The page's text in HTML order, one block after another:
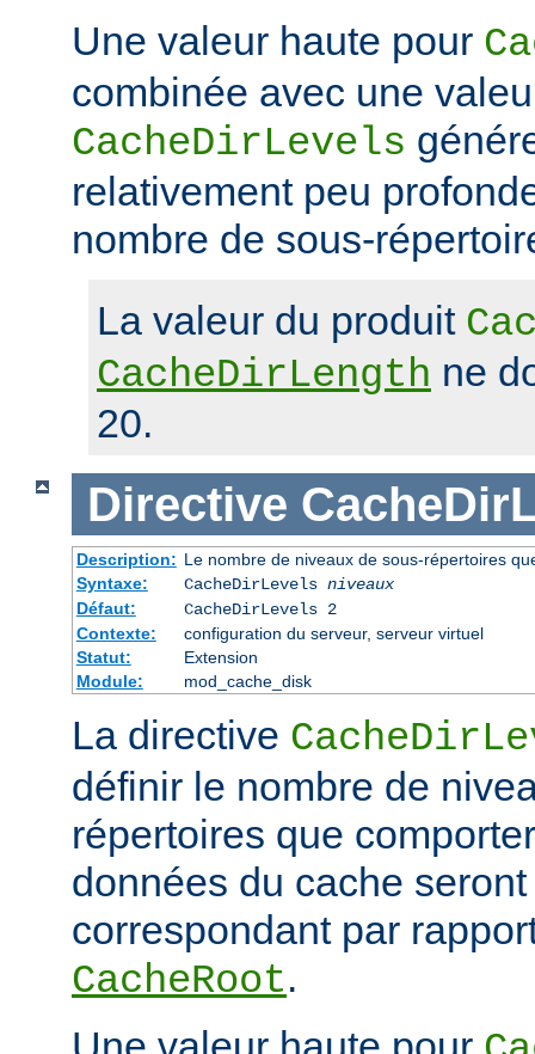
Une valeur haute pour
combinée avec une
CacheDirLevels
relativement peu
nombre de sous-
La valeur du produit
CacheDirLength ne
20.
Directive
Description: Le nombre de niveaux de sous-répertoires
Syntaxe:
CacheDirLevels niveaux
Défaut:
CacheDirLevels 2
Contexte:
configuration du serveur, serveur virtuel
Statut:
Extension
Module:
mod_cache_disk
La directive
définir le nombre de
répertoires que
données du cache
correspondant par
CacheRoot.